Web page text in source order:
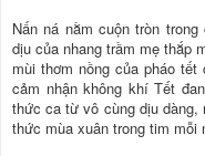
Nấn ná nằm cuộn tròn
dịu của nhang trầm mẹ thắp
mùi thơm nồng của pháo
cảm nhận không khí Tết
thức ca từ vô cùng dịu dàng,
thức mùa xuân trong tim mỗi